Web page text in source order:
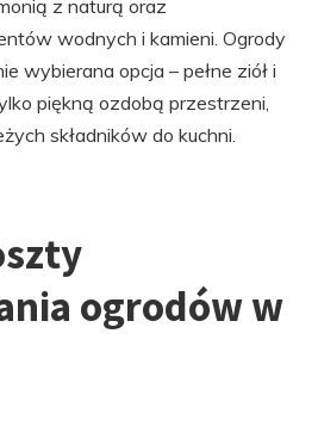
z naturą oraz
wodnych i kamieni. Ogrody
wybierana opcja – pełne ziół i
piękną ozdobą przestrzeni,
składników do kuchni.
ogrodów w